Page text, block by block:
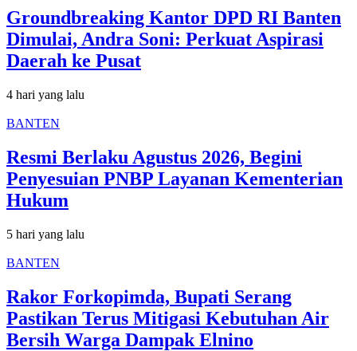
Groundbreaking Kantor DPD RI Banten
Dimulai, Andra Soni: Perkuat Aspirasi
Daerah ke Pusat
4 hari yang lalu
BANTEN
Resmi Berlaku Agustus 2026, Begini
Penyesuian PNBP Layanan Kementerian
Hukum
5 hari yang lalu
BANTEN
Rakor Forkopimda, Bupati Serang
Pastikan Terus Mitigasi Kebutuhan Air
Bersih Warga Dampak Elnino